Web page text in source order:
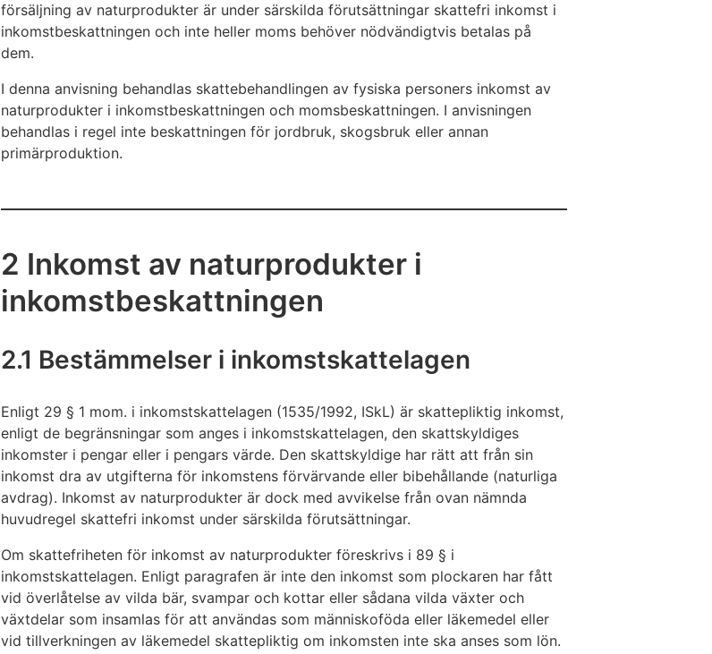
försäljning av naturprodukter är under särskilda förutsättningar skattefri inkomst i
inkomstbeskattningen och inte heller moms behöver nödvändigtvis betalas på
dem.
I denna anvisning behandlas skattebehandlingen av fysiska personers inkomst av
naturprodukter i inkomstbeskattningen och momsbeskattningen. I anvisningen
behandlas i regel inte beskattningen för jordbruk, skogsbruk eller annan
primärproduktion.
2 Inkomst av naturprodukter i
inkomstbeskattningen
2.1 Bestämmelser i inkomstskattelagen
Enligt 29 § 1 mom. i inkomstskattelagen (1535/1992, ISkL) är skattepliktig inkomst,
enligt de begränsningar som anges i inkomstskattelagen, den skattskyldiges
inkomster i pengar eller i pengars värde. Den skattskyldige har rätt att från sin
inkomst dra av utgifterna för inkomstens förvärvande eller bibehållande (naturliga
avdrag). Inkomst av naturprodukter är dock med avvikelse från ovan nämnda
huvudregel skattefri inkomst under särskilda förutsättningar.
Om skattefriheten för inkomst av naturprodukter föreskrivs i 89 § i
inkomstskattelagen. Enligt paragrafen är inte den inkomst som plockaren har fått
vid överlåtelse av vilda bär, svampar och kottar eller sådana vilda växter och
växtdelar som insamlas för att användas som människoföda eller läkemedel eller
vid tillverkningen av läkemedel skattepliktig om inkomsten inte ska anses som lön.